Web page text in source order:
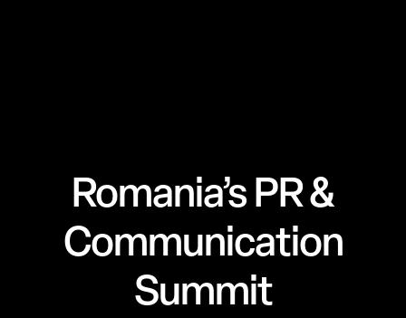
Romania’s PR &
Communication
Summit